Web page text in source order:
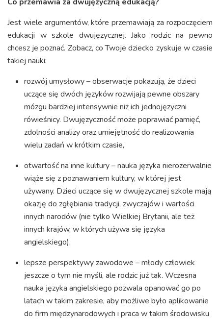
Jest wiele argumentów, które przemawiają za rozpoczęciem
edukacji w szkole dwujęzycznej. Jako rodzic na pewno
chcesz je poznać. Zobacz, co Twoje dziecko zyskuje w czasie
takiej nauki:
rozwój umysłowy – obserwacje pokazują, że dzieci
uczące się dwóch języków rozwijają pewne obszary
mózgu bardziej intensywnie niż ich jednojęzyczni
rówieśnicy. Dwujęzyczność może poprawiać pamięć,
zdolności analizy oraz umiejętność do realizowania
wielu zadań w krótkim czasie,
otwartość na inne kultury – nauka języka nierozerwalnie
wiąże się z poznawaniem kultury, w której jest
używany. Dzieci uczące się w dwujęzycznej szkole mają
okazję do zgłębiania tradycji, zwyczajów i wartości
innych narodów (nie tylko Wielkiej Brytanii, ale też
innych krajów, w których używa się języka
angielskiego),
lepsze perspektywy zawodowe – młody człowiek
jeszcze o tym nie myśli, ale rodzic już tak. Wczesna
nauka języka angielskiego pozwala opanować go po
latach w takim zakresie, aby możliwe było aplikowanie
do firm międzynarodowych i praca w takim środowisku